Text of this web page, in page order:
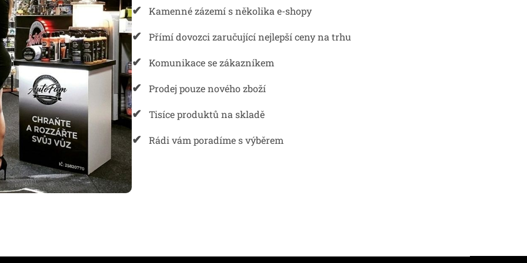
✔ Kamenné zázemí s několika e-shopy
✔ Přímí dovozci zaručující nejlepší ceny na trhu
✔ Komunikace se zákazníkem
✔ Prodej pouze nového zboží
✔ Tisíce produktů na skladě
✔ Rádi vám poradíme s výběrem